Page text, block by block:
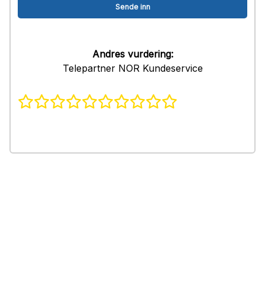
Andres vurdering:
Telepartner NOR Kundeservice